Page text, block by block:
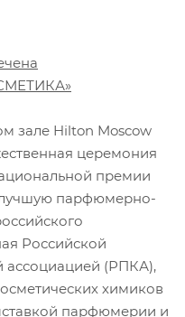
зале Hilton Moscow
церемония
премии
лучшую парфюмерно-
Российской
(РПКА),
химиков
парфюмерии и